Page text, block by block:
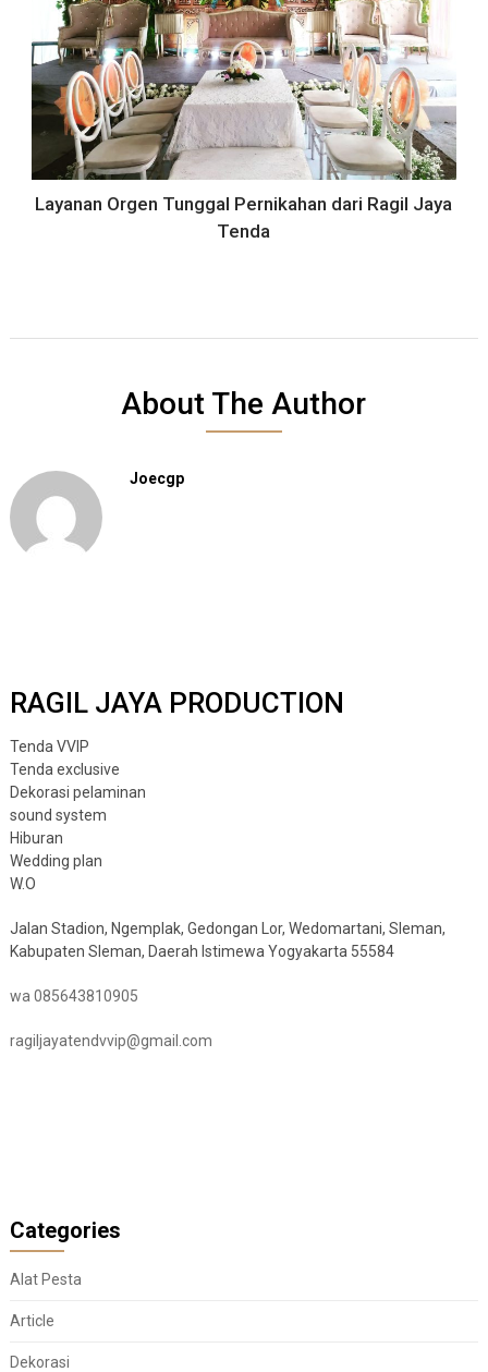
Layanan Orgen Tunggal Pernikahan dari Ragil Jaya
Tenda
About The Author
Joecgp
RAGIL JAYA PRODUCTION
Tenda VVIP
Tenda exclusive
Dekorasi pelaminan
sound system
Hiburan
Wedding plan
W.O
Jalan Stadion, Ngemplak, Gedongan Lor, Wedomartani, Sleman,
Kabupaten Sleman, Daerah Istimewa Yogyakarta 55584
wa 085643810905
ragiljayatendvvip@gmail.com
Categories
Alat Pesta
Article
Dekorasi